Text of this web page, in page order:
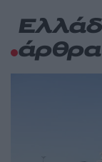
άρθρα